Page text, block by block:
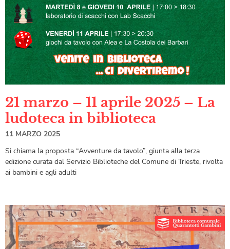
21 marzo – 11 aprile 2025 – La
ludoteca in biblioteca
11 MARZO 2025
Si chiama la proposta “Avventure da tavolo”, giunta alla terza
edizione curata dal Servizio Biblioteche del Comune di Trieste, rivolta
ai bambini e agli adulti